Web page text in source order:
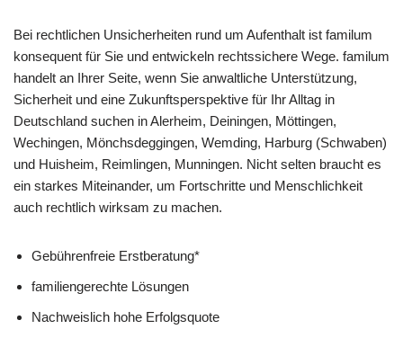
Bei rechtlichen Unsicherheiten rund um Aufenthalt ist familum
konsequent für Sie und entwickeln rechtssichere Wege. familum
handelt an Ihrer Seite, wenn Sie anwaltliche Unterstützung,
Sicherheit und eine Zukunftsperspektive für Ihr Alltag in
Deutschland suchen in Alerheim, Deiningen, Möttingen,
Wechingen, Mönchsdeggingen, Wemding, Harburg (Schwaben)
und Huisheim, Reimlingen, Munningen. Nicht selten braucht es
ein starkes Miteinander, um Fortschritte und Menschlichkeit
auch rechtlich wirksam zu machen.
Gebührenfreie Erstberatung*
familiengerechte Lösungen
Nachweislich hohe Erfolgsquote